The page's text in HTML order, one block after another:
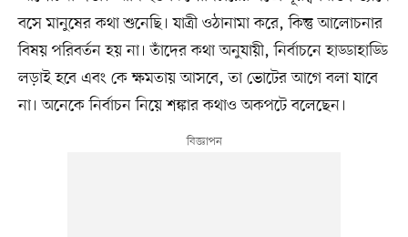
বসে মানুষের কথা শুনেছি। যাত্রী ওঠানামা করে, কিন্তু আলোচনার
বিষয় পরিবর্তন হয় না। তাঁদের কথা অনুযায়ী, নির্বাচনে হাড্ডাহাড্ডি
লড়াই হবে এবং কে ক্ষমতায় আসবে, তা ভোটের আগে বলা যাবে
না। অনেকে নির্বাচন নিয়ে শঙ্কার কথাও অকপটে বলেছেন।